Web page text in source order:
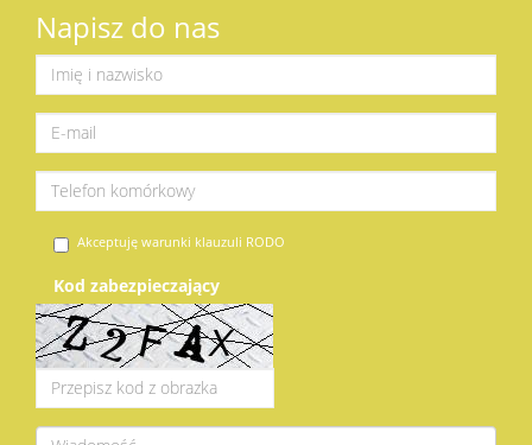
Napisz do nas
Akceptuję warunki klauzuli RODO
Kod zabezpieczający